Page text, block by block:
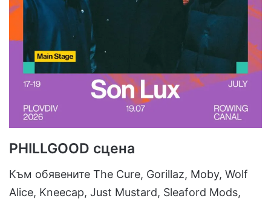
PHILLGOOD сцена
Към обявените The Cure, Gorillaz, Moby, Wolf
Alice, Kneecap, Just Mustard, Sleaford Mods,